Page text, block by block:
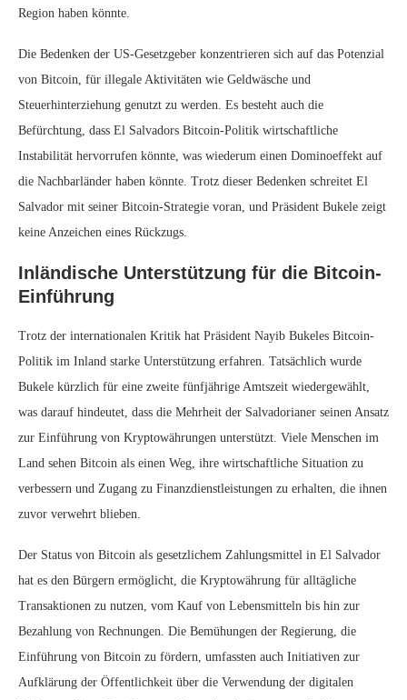
Region haben könnte.
Die Bedenken der US-Gesetzgeber konzentrieren sich auf das Potenzial
von Bitcoin, für illegale Aktivitäten wie Geldwäsche und
Steuerhinterziehung genutzt zu werden. Es besteht auch die
Befürchtung, dass El Salvadors Bitcoin-Politik wirtschaftliche
Instabilität hervorrufen könnte, was wiederum einen Dominoeffekt auf
die Nachbarländer haben könnte. Trotz dieser Bedenken schreitet El
Salvador mit seiner Bitcoin-Strategie voran, und Präsident Bukele zeigt
keine Anzeichen eines Rückzugs.
Inländische Unterstützung für die Bitcoin-
Einführung
Trotz der internationalen Kritik hat Präsident Nayib Bukeles Bitcoin-
Politik im Inland starke Unterstützung erfahren. Tatsächlich wurde
Bukele kürzlich für eine zweite fünfjährige Amtszeit wiedergewählt,
was darauf hindeutet, dass die Mehrheit der Salvadorianer seinen Ansatz
zur Einführung von Kryptowährungen unterstützt. Viele Menschen im
Land sehen Bitcoin als einen Weg, ihre wirtschaftliche Situation zu
verbessern und Zugang zu Finanzdienstleistungen zu erhalten, die ihnen
zuvor verwehrt blieben.
Der Status von Bitcoin als gesetzlichem Zahlungsmittel in El Salvador
hat es den Bürgern ermöglicht, die Kryptowährung für alltägliche
Transaktionen zu nutzen, vom Kauf von Lebensmitteln bis hin zur
Bezahlung von Rechnungen. Die Bemühungen der Regierung, die
Einführung von Bitcoin zu fördern, umfassten auch Initiativen zur
Aufklärung der Öffentlichkeit über die Verwendung der digitalen